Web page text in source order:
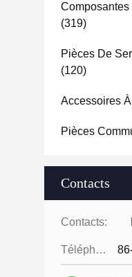
(319)
Pièces De
(120)
Accessoires
Pièces
Contacts
Contacts:
Téléphone: